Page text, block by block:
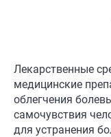
Лекарственные
медицинские
облегчения
самочувствия
для устранения